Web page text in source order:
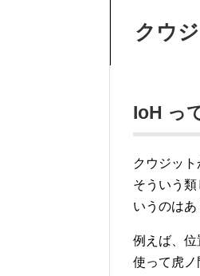
クウ
IoH っ
クウジッ
そういう
いうのはあ
例えば、位
使って虎